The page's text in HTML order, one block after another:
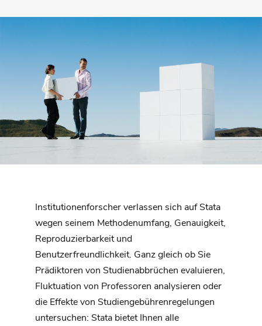
Institutionenforscher verlassen sich auf Stata
wegen seinem Methodenumfang, Genauigkeit,
Reproduzierbarkeit und
Benutzerfreundlichkeit. Ganz gleich ob Sie
Prädiktoren von Studienabbrüchen evaluieren,
Fluktuation von Professoren analysieren oder
die Effekte von Studiengebührenregelungen
untersuchen: Stata bietet Ihnen alle